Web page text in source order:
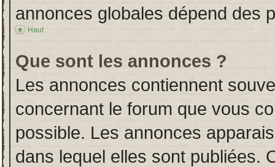
annonces globales dépend des
Haut
Que sont les annonces ?
Les annonces contiennent
concernant le forum que vous
possible. Les annonces
dans lequel elles sont publiées.